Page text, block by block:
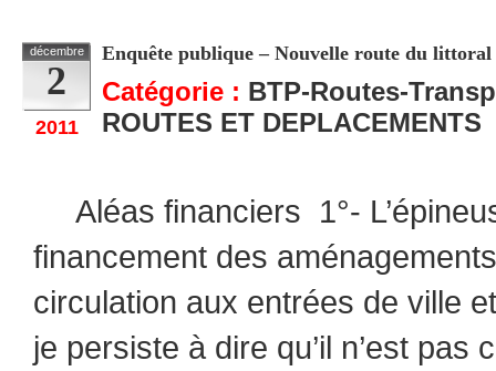
décembre
2
2011
Enquête publique – Nouvelle route du littoral
Catégorie : BTP-Routes-
ROUTES ET DEPLACEMENTS
Aléas financiers 1°-
financement des
circulation aux entrées de ville
je persiste à dire qu’il n’est pas